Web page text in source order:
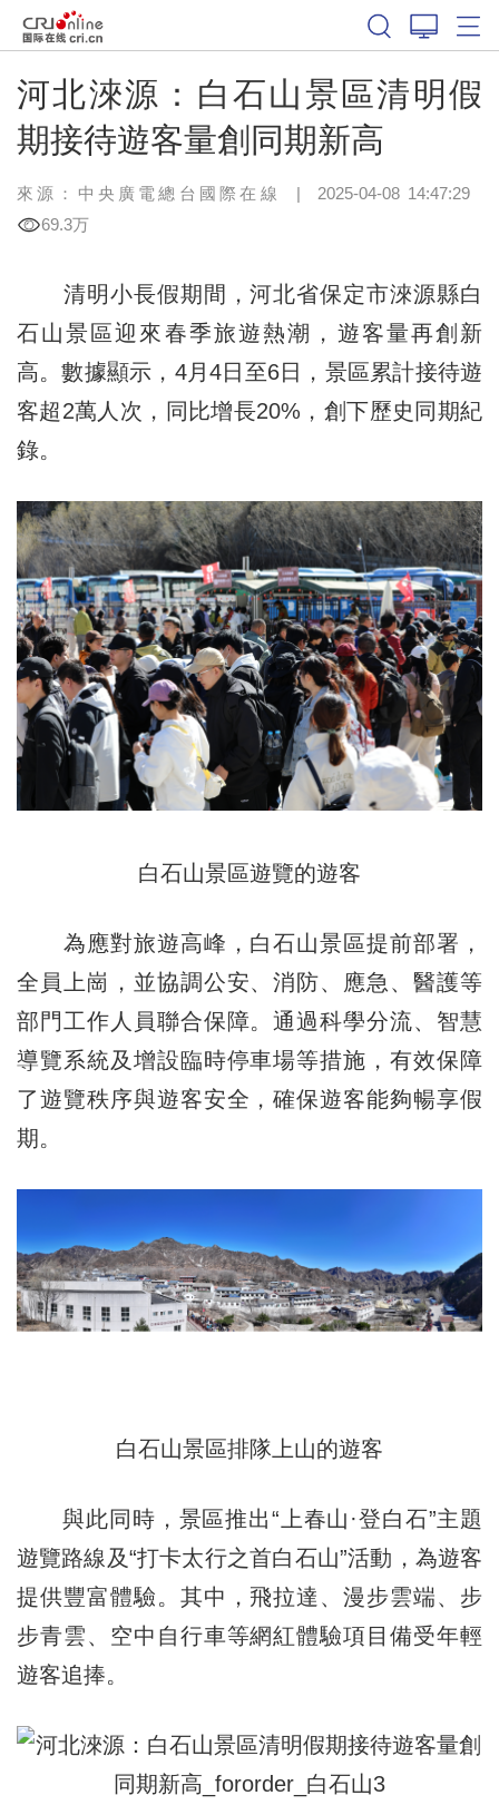
河北淶源：白石山景區清明假
期接待遊客量創同期新高
來源：中央廣電總台國際在線 | 2025-04-08 14:47:29
69.3万
清明小長假期間，河北省保定市淶源縣白
石山景區迎來春季旅遊熱潮，遊客量再創新
高。數據顯示，4月4日至6日，景區累計接待遊
客超2萬人次，同比增長20%，創下歷史同期紀
錄。
白石山景區遊覽的遊客
為應對旅遊高峰，白石山景區提前部署，
全員上崗，並協調公安、消防、應急、醫護等
部門工作人員聯合保障。通過科學分流、智慧
導覽系統及增設臨時停車場等措施，有效保障
了遊覽秩序與遊客安全，確保遊客能夠暢享假
期。
白石山景區排隊上山的遊客
與此同時，景區推出“上春山·登白石”主題
遊覽路線及“打卡太行之首白石山”活動，為遊客
提供豐富體驗。其中，飛拉達、漫步雲端、步
步青雲、空中自行車等網紅體驗項目備受年輕
遊客追捧。